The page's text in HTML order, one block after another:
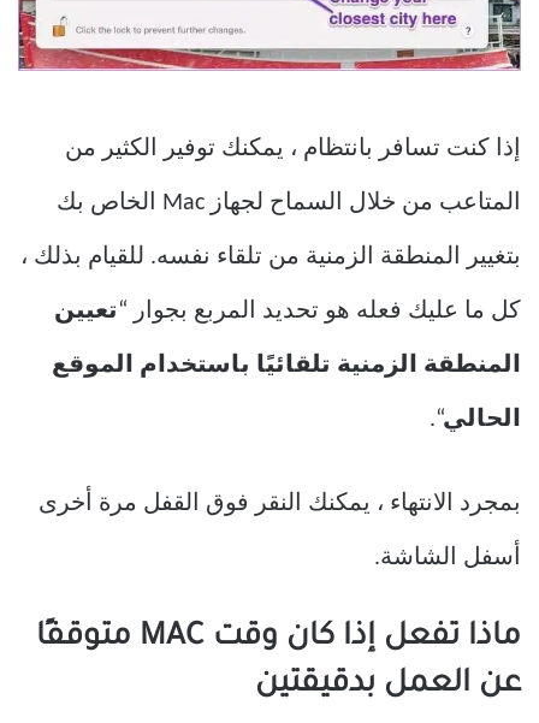
إذا كنت تسافر بانتظام ، يمكنك توفير الكثير من
المتاعب من خلال السماح لجهاز Mac الخاص بك
بتغيير المنطقة الزمنية من تلقاء نفسه. للقيام بذلك ،
كل ما عليك فعله هو تحديد المربع بجوار “ تعيين
المنطقة الزمنية تلقائيًا باستخدام الموقع
الحالي“.
بمجرد الانتهاء ، يمكنك النقر فوق القفل مرة أخرى
أسفل الشاشة.
ماذا تفعل إذا كان وقت MAC متوقفًا
عن العمل بدقيقتين